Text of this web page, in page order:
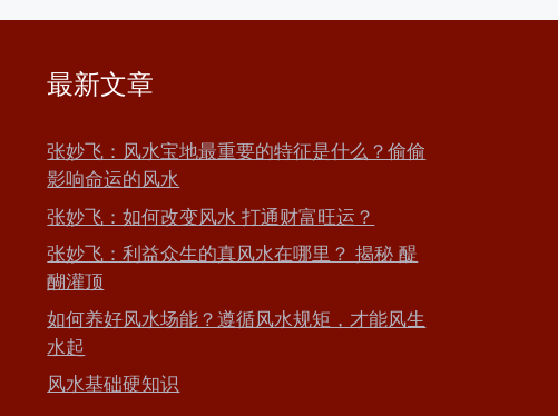
最新文章
张妙飞：风水宝地最重要的特征是什么？偷偷
影响命运的风水
张妙飞：如何改变风水 打通财富旺运？
张妙飞：利益众生的真风水在哪里？ 揭秘 醍
醐灌顶
如何养好风水场能？遵循风水规矩，才能风生
水起
风水基础硬知识